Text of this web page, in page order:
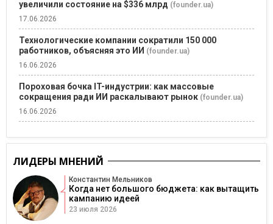
увеличили состояние на $336 млрд (founder.ua)
17.06.2026
Технологические компании сократили 150 000
работников, объясняя это ИИ (founder.ua)
16.06.2026
Пороховая бочка IT-индустрии: как массовые
сокращения ради ИИ раскалывают рынок (founder.ua)
16.06.2026
ЛИДЕРЫ МНЕНИЙ
Константин Мельников
Когда нет большого бюджета: как вытащить
кампанию идеей
23 июля 2026